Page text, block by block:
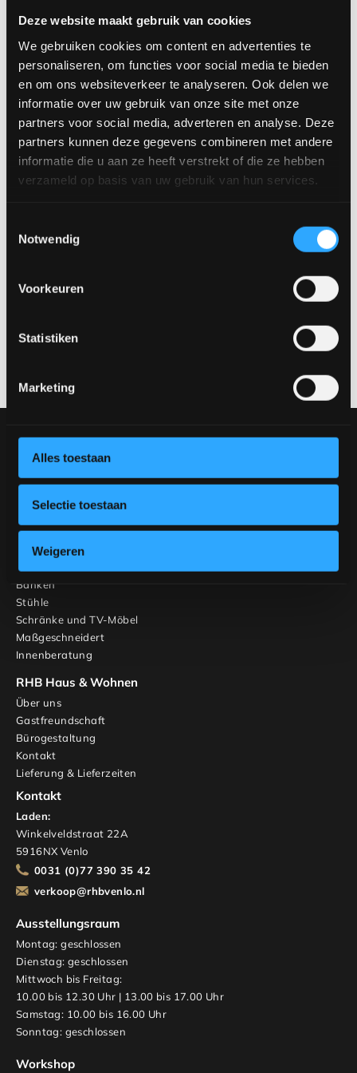
Deze website maakt gebruik van cookies
We gebruiken cookies om content en advertenties te
personaliseren, om functies voor social media te bieden
en om ons websiteverkeer te analyseren. Ook delen we
informatie over uw gebruik van onze site met onze
partners voor social media, adverteren en analyse. Deze
partners kunnen deze gegevens combineren met andere
informatie die u aan ze heeft verstrekt of die ze hebben
verzameld op basis van uw gebruik van hun services.
Notwendig
Voorkeuren
Statistiken
Marketing
Alles toestaan
Selectie toestaan
Weigeren
Größen, Plattenformen, Farben und Gestelle. Besuchen Sie
unseren Showroom in Venlo und konfigurieren Sie Ihren
perfekten Esstisch nach Ihren Wünschen.
Verfügbare Größen:
160 x 100 cm
180 x 100 cm
200 x 100 cm
220 x 100 cm
220 x 110 cm
260 x 110 cm
unseren Showroom und entdecke die verschiedenen
Vereinbaren Sie einen
Möbel
Stühle
Gestalten Sie Ihren Tisch
Gestalten Sie Ihren Stuhl
Inspiration
Tische
Banken
Stühle
Schränke und TV-Möbel
Maßgeschneidert
Innenberatung
RHB Haus & Wohnen
Über uns
Gastfreundschaft
Bürogestaltung
Kontakt
Lieferung & Lieferzeiten
Kontakt
Laden:
Winkelveldstraat 22A
5916NX Venlo
0031 (0)77 390 35 42
verkoop@rhbvenlo.nl
Ausstellungsraum
Montag: geschlossen
Dienstag: geschlossen
Mittwoch bis Freitag:
10.00 bis 12.30 Uhr | 13.00 bis 17.00 Uhr
Samstag: 10.00 bis 16.00 Uhr
Sonntag: geschlossen
Workshop